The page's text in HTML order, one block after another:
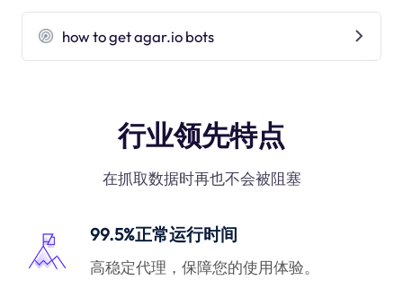
how to get agar.io bots
行业领先特点
在抓取数据时再也不会被阻塞
99.5%正常运行时间
高稳定代理，保障您的使用体验。